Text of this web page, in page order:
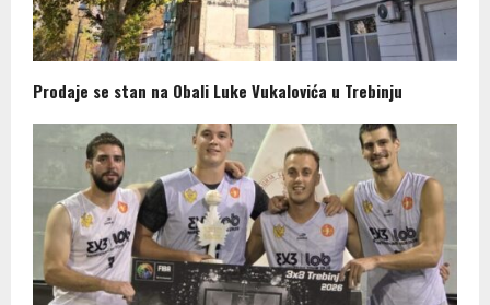
Prodaje se stan na Obali Luke Vukalovića u Trebinju